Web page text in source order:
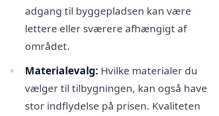
adgang til byggepladsen kan være
lettere eller sværere afhængigt af
området.
Materialevalg: Hvilke materialer du
vælger til tilbygningen, kan også have
stor indflydelse på prisen. Kvaliteten